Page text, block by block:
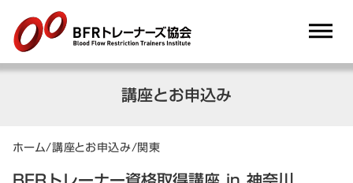
講座とお申込み
ホーム/講座とお申込み/関東
dehaze